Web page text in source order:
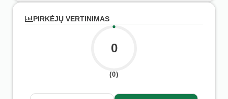
PIRKĖJŲ VERTINIMAS
0
(0)